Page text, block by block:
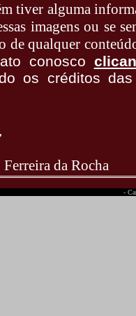
tiver alguma
imagensou se
de qualquer
conosco
os créditos
da Rocha
-